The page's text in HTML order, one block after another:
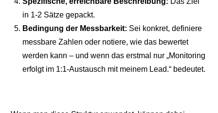
in 1-2 Sätze gepackt.
Bedingung der Messbarkeit: Sei konkret, definiere
messbare Zahlen oder notiere, wie das bewertet
werden kann – und wenn das erstmal nur „Monitoring
erfolgt im 1:1-Austausch mit meinem Lead.“ bedeutet.